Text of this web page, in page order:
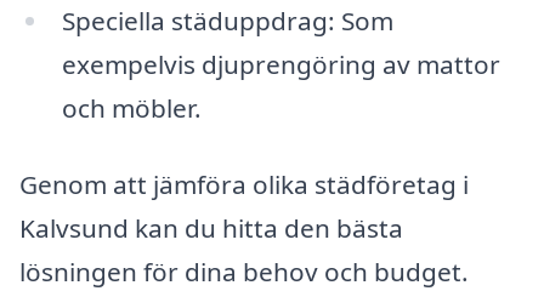
Speciella städuppdrag: Som
exempelvis djuprengöring av mattor
och möbler.
Genom att jämföra olika städföretag i
Kalvsund kan du hitta den bästa
lösningen för dina behov och budget.